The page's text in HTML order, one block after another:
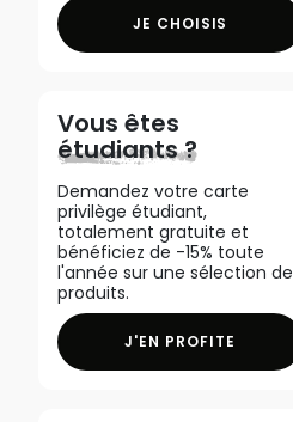
JE CHOISIS
Vous êtes
étudiants ?
Demandez votre carte
privilège étudiant,
totalement gratuite et
bénéficiez de -15% toute
l'année sur une sélection de
produits.
J'EN PROFITE